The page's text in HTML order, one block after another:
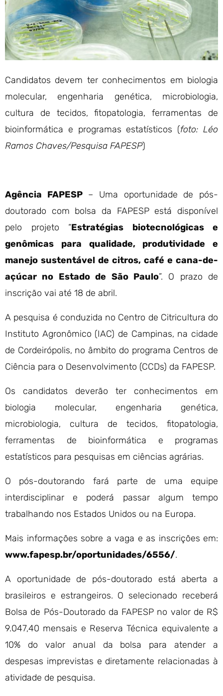
Candidatos devem ter conhecimentos em biologia
molecular, engenharia genética, microbiologia,
cultura de tecidos, fitopatologia, ferramentas de
bioinformática e programas estatísticos (foto: Léo
Ramos Chaves/Pesquisa FAPESP)
Agência FAPESP– Uma oportunidade de pós-
doutorado com bolsa da FAPESP está disponível
pelo projeto “Estratégias biotecnológicas e
genômicas para qualidade, produtividade e
manejo sustentável de citros, café e cana-de-
açúcar no Estado de São Paulo”. O prazo de
inscrição vai até 18 de abril.
A pesquisa é conduzida no Centro de Citricultura do
Instituto Agronômico (IAC) de Campinas, na cidade
de Cordeirópolis, no âmbito do programa Centros de
Ciência para o Desenvolvimento (CCDs) da FAPESP.
Os candidatos deverão ter conhecimentos em
biologia molecular, engenharia genética,
microbiologia, cultura de tecidos, fitopatologia,
ferramentas de bioinformática e programas
estatísticos para pesquisas em ciências agrárias.
O pós-doutorando fará parte de uma equipe
interdisciplinar e poderá passar algum tempo
trabalhando nos Estados Unidos ou na Europa.
Mais informações sobre a vaga e as inscrições em:
www.fapesp.br/oportunidades/6556/.
A oportunidade de pós-doutorado está aberta a
brasileiros e estrangeiros. O selecionado receberá
Bolsa de Pós-Doutorado da FAPESP no valor de R$
9.047,40 mensais e Reserva Técnica equivalente a
10% do valor anual da bolsa para atender a
despesas imprevistas e diretamente relacionadas à
atividade de pesquisa.